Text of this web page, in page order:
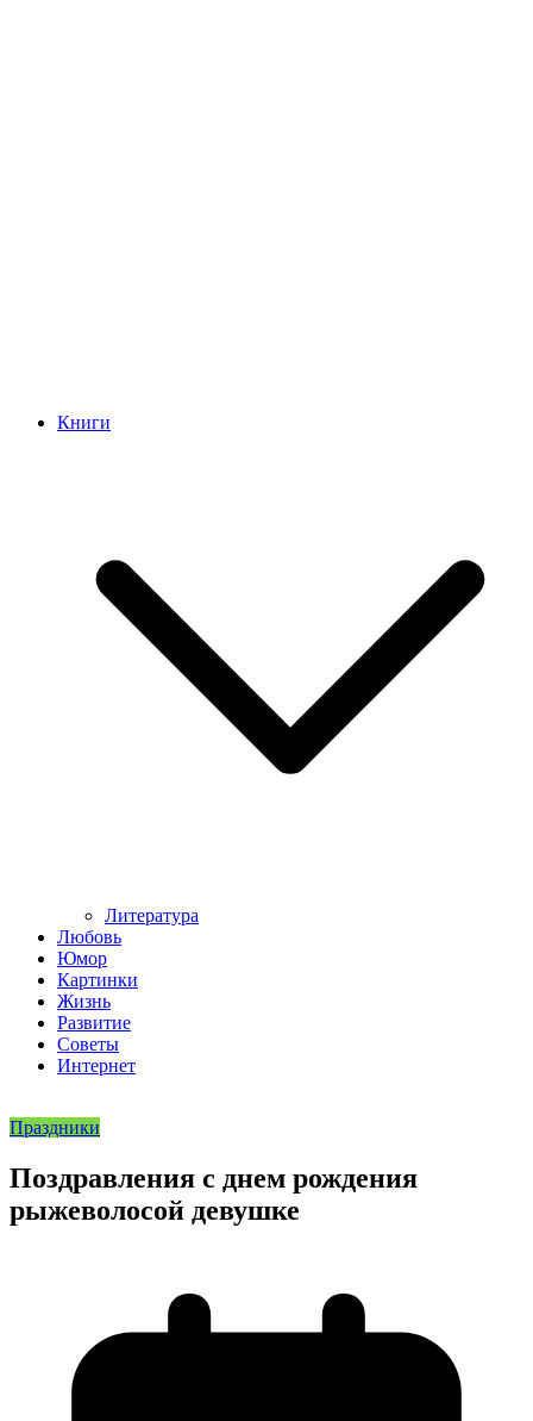
Книги
Литература
Любовь
Юмор
Картинки
Жизнь
Развитие
Советы
Интернет
Праздники
Поздравления с днем рождения
рыжеволосой девушке